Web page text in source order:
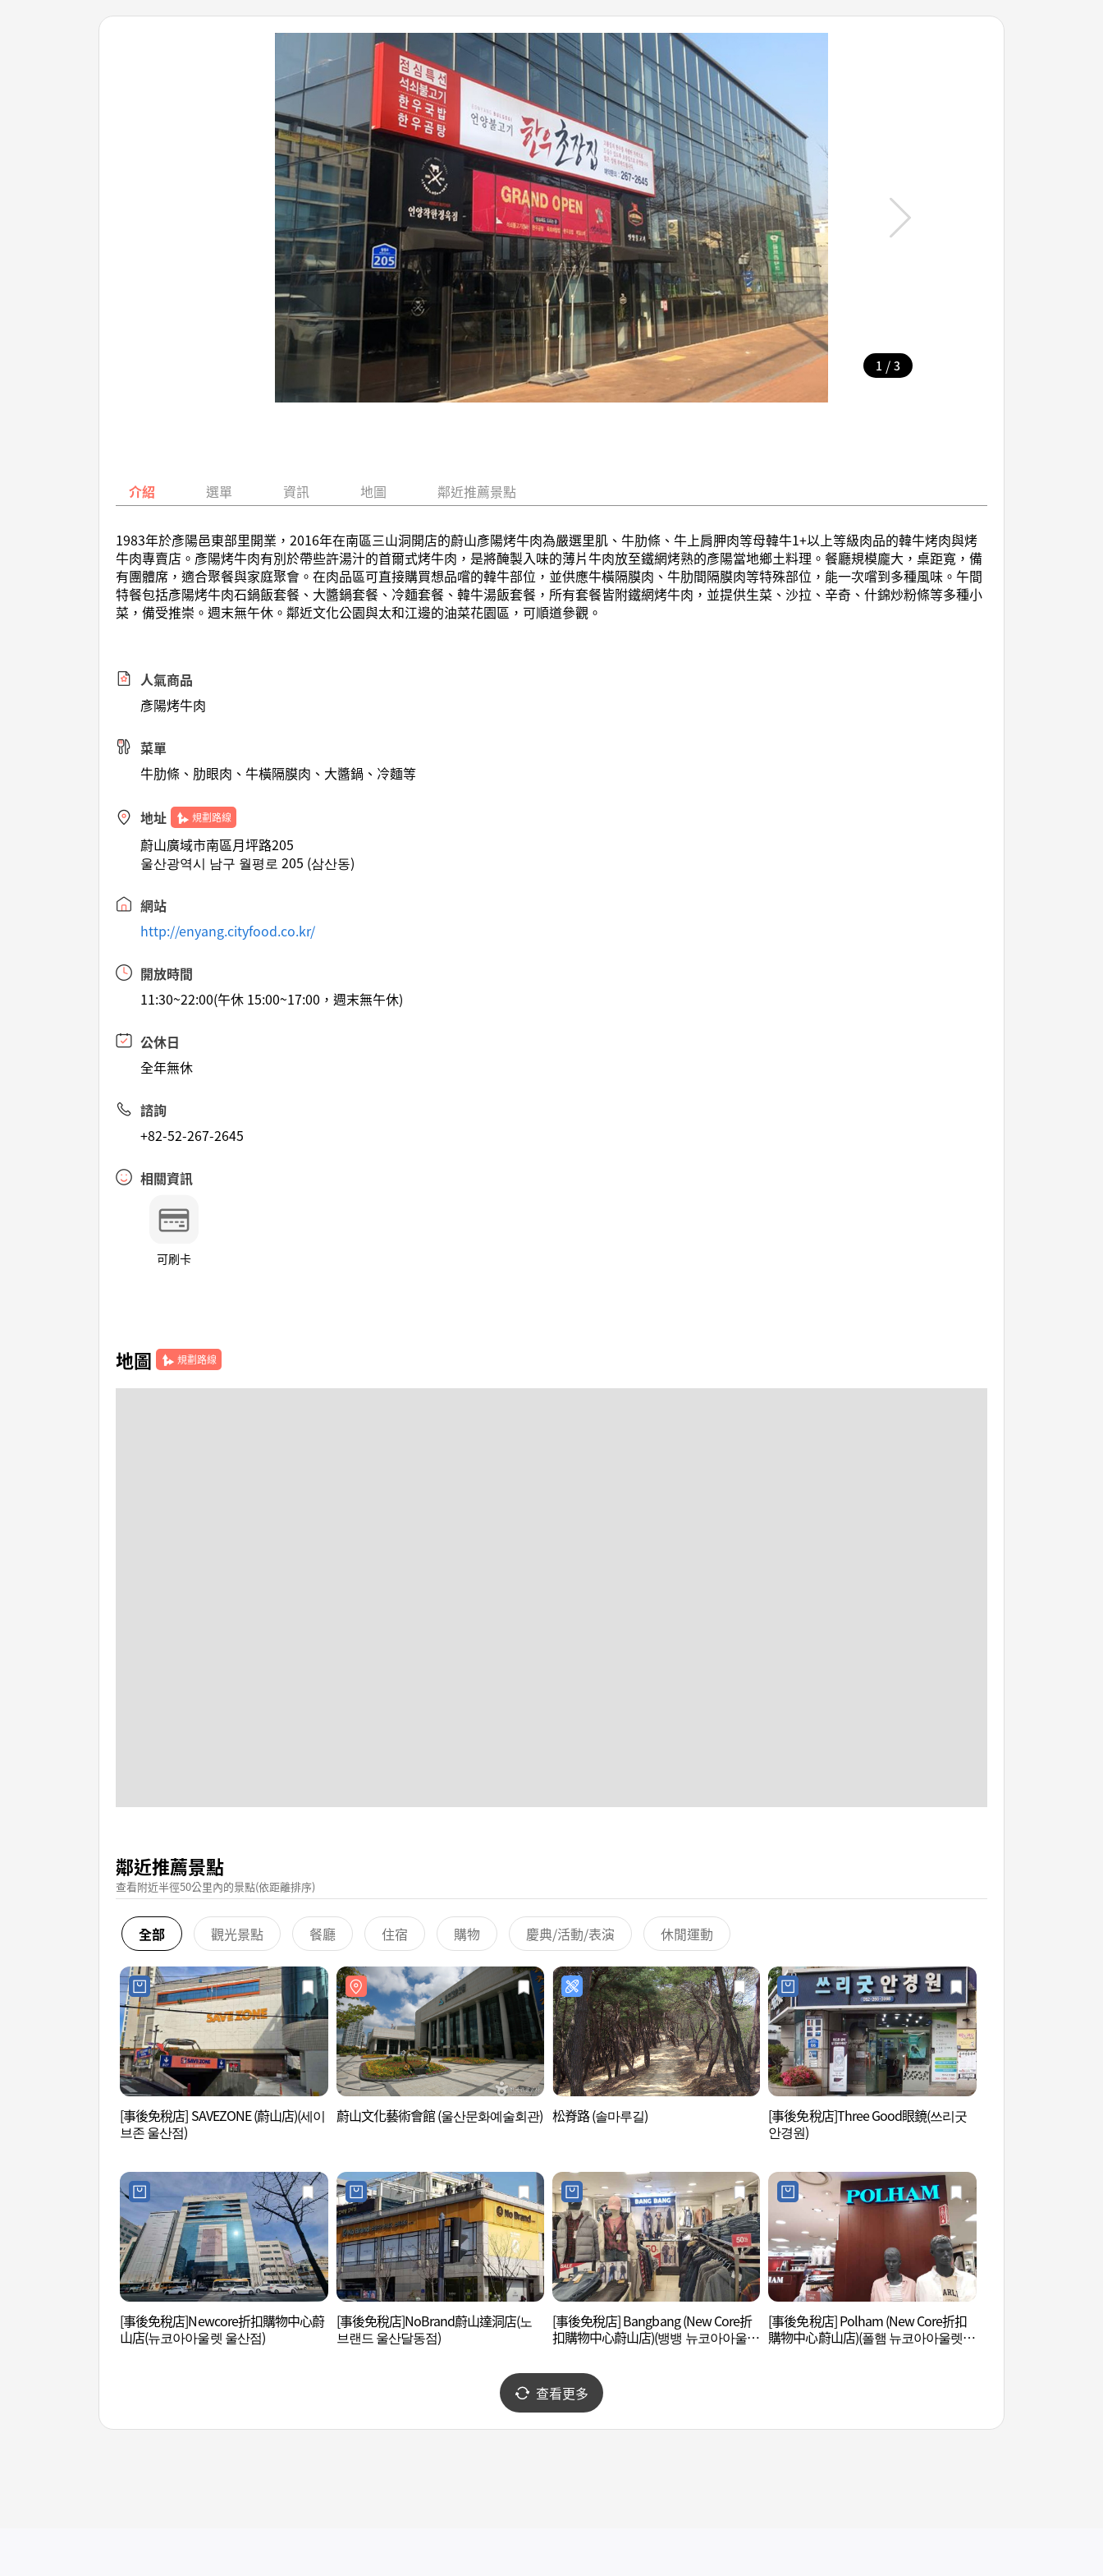
1 / 3
介紹 選單 資訊 地圖 鄰近推薦景點
1983年於彥陽邑東部里開業，2016年在南區三山洞開店的蔚山彥陽烤牛肉為嚴選里肌、牛肋條、牛上肩胛肉等母韓牛1+以上等級肉品的韓牛烤肉與烤
牛肉專賣店。彥陽烤牛肉有別於帶些許湯汁的首爾式烤牛肉，是將醃製入味的薄片牛肉放至鐵網烤熟的彥陽當地鄉土料理。餐廳規模龐大，桌距寬，備
有團體席，適合聚餐與家庭聚會。在肉品區可直接購買想品嚐的韓牛部位，並供應牛橫隔膜肉、牛肋間隔膜肉等特殊部位，能一次嚐到多種風味。午間
特餐包括彥陽烤牛肉石鍋飯套餐、大醬鍋套餐、冷麵套餐、韓牛湯飯套餐，所有套餐皆附鐵網烤牛肉，並提供生菜、沙拉、辛奇、什錦炒粉條等多種小
菜，備受推崇。週末無午休。鄰近文化公園與太和江邊的油菜花園區，可順道參觀。
人氣商品
彥陽烤牛肉
菜單
牛肋條、肋眼肉、牛橫隔膜肉、大醬鍋、冷麵等
地址 規劃路線
蔚山廣域市南區月坪路205
울산광역시 남구 월평로 205 (삼산동)
網站
http://enyang.cityfood.co.kr/
開放時間
11:30~22:00(午休 15:00~17:00，週末無午休)
公休日
全年無休
諮詢
+82-52-267-2645
相關資訊
可刷卡
地圖 規劃路線
鄰近推薦景點
查看附近半徑50公里內的景點(依距離排序)
全部 觀光景點 餐廳 住宿 購物 慶典/活動/表演 休閒運動
[事後免稅店] SAVEZONE (蔚山店)(세이
브존 울산점)
蔚山文化藝術會館 (울산문화예술회관) 松脊路 (솔마루길)
[事後免稅店]Three Good眼鏡(쓰리굿
안경원)
[事後免稅店]Newcore折扣購物中心蔚
山店(뉴코아아울렛 울산점)
[事後免稅店]NoBrand蔚山達洞店(노
브랜드 울산달동점)
[事後免稅店] Bangbang (New Core折
扣購物中心蔚山店)(뱅뱅 뉴코아아울렛
[事後免稅店] Polham (New Core折扣
購物中心蔚山店)(폴햄 뉴코아아울렛
查看更多